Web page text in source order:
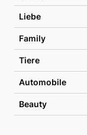
Liebe
Family
Tiere
Automobile
Beauty